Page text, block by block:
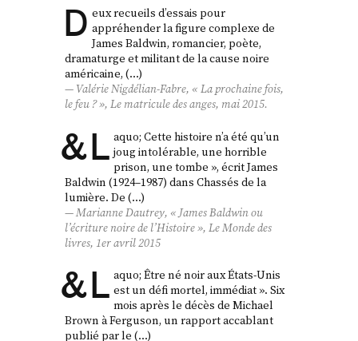
D eux recueils d’essais pour
appréhender la figure complexe de
James Baldwin, romancier, poète,
dramaturge et militant de la cause noire
américaine, (…)
Valérie Nigdélian-Fabre, « La prochaine fois,
le feu ? »,Le matricule des anges, mai 2015.
&L aquo; Cette histoire n’a été qu’un
joug intolérable, une horrible
prison, une tombe », écrit James
Baldwin (1924–1987) dans Chassés de la
lumière. De (…)
Marianne Dautrey, « James Baldwin ou
l’écriture noire de l’Histoire »,Le Monde des
livres, 1er avril 2015
&L aquo; Être né noir aux États-Unis
est un défi mortel, immédiat ». Six
mois après le décès de Michael
Brown à Ferguson, un rapport accablant
publié par le (…)